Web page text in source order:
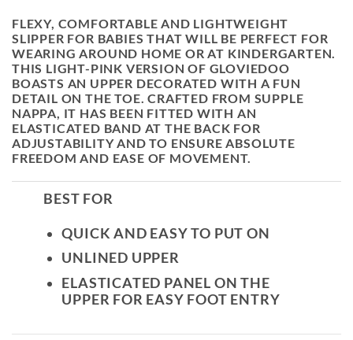
FLEXY, COMFORTABLE AND LIGHTWEIGHT
SLIPPER FOR BABIES THAT WILL BE PERFECT FOR
WEARING AROUND HOME OR AT KINDERGARTEN.
THIS LIGHT-PINK VERSION OF GLOVIEDOO
BOASTS AN UPPER DECORATED WITH A FUN
DETAIL ON THE TOE. CRAFTED FROM SUPPLE
NAPPA, IT HAS BEEN FITTED WITH AN
ELASTICATED BAND AT THE BACK FOR
ADJUSTABILITY AND TO ENSURE ABSOLUTE
FREEDOM AND EASE OF MOVEMENT.
BEST FOR
QUICK AND EASY TO PUT ON
UNLINED UPPER
ELASTICATED PANEL ON THE
UPPER FOR EASY FOOT ENTRY